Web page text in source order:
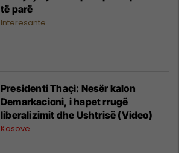
të parë
Interesante
Presidenti Thaçi: Nesër kalon
Demarkacioni, i hapet rrugë
liberalizimit dhe Ushtrisë (Video)
Kosovë